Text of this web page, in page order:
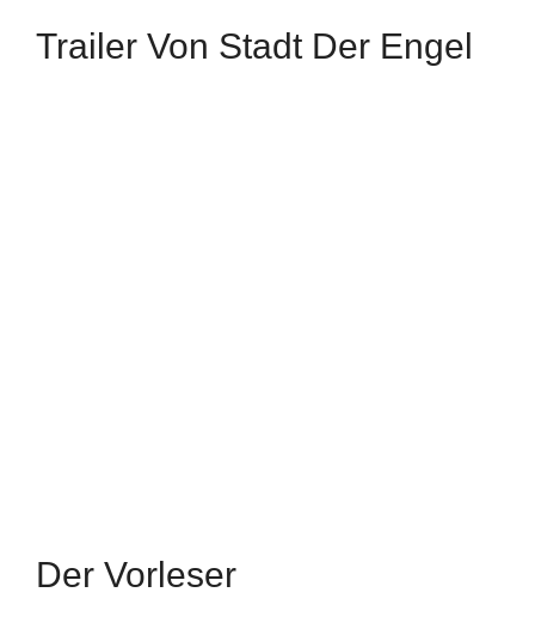
Trailer Von Stadt Der Engel
Der Vorleser